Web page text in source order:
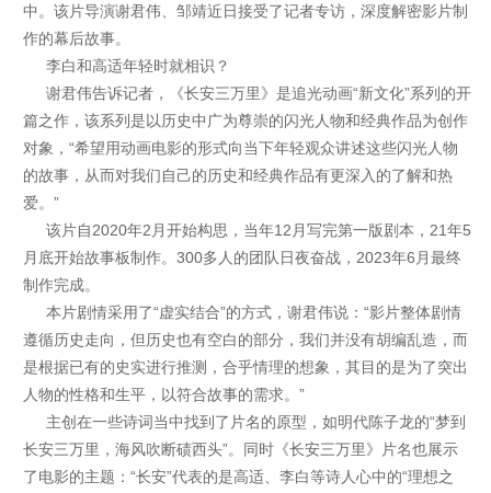
中。该片导演谢君伟、邹靖近日接受了记者专访，深度解密影片制
作的幕后故事。
李白和高适年轻时就相识？
谢君伟告诉记者，《长安三万里》是追光动画“新文化”系列的开
篇之作，该系列是以历史中广为尊崇的闪光人物和经典作品为创作
对象，“希望用动画电影的形式向当下年轻观众讲述这些闪光人物
的故事，从而对我们自己的历史和经典作品有更深入的了解和热
爱。”
该片自2020年2月开始构思，当年12月写完第一版剧本，21年5
月底开始故事板制作。300多人的团队日夜奋战，2023年6月最终
制作完成。
本片剧情采用了“虚实结合”的方式，谢君伟说：“影片整体剧情
遵循历史走向，但历史也有空白的部分，我们并没有胡编乱造，而
是根据已有的史实进行推测，合乎情理的想象，其目的是为了突出
人物的性格和生平，以符合故事的需求。”
主创在一些诗词当中找到了片名的原型，如明代陈子龙的“梦到
长安三万里，海风吹断碛西头”。同时《长安三万里》片名也展示
了电影的主题：“长安”代表的是高适、李白等诗人心中的“理想之